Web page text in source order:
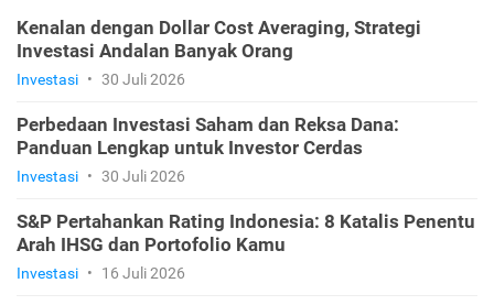
Kenalan dengan Dollar Cost Averaging, Strategi
Investasi Andalan Banyak Orang
Investasi • 30 Juli 2026
Perbedaan Investasi Saham dan Reksa Dana:
Panduan Lengkap untuk Investor Cerdas
Investasi • 30 Juli 2026
S&P Pertahankan Rating Indonesia: 8 Katalis Penentu
Arah IHSG dan Portofolio Kamu
Investasi • 16 Juli 2026